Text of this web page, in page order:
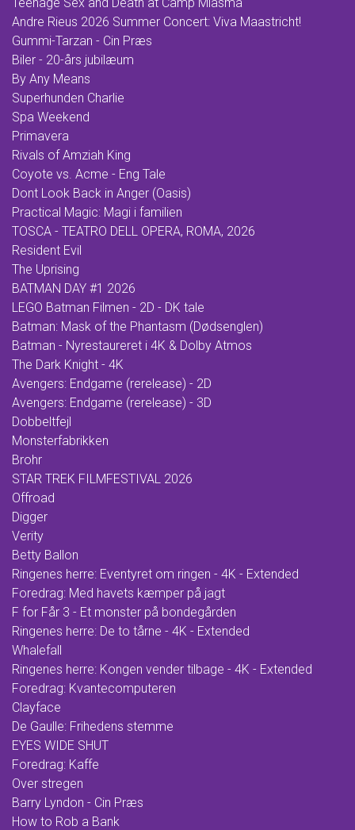
Andre Rieus 2026 Summer Concert: Viva Maastricht!
Gummi-Tarzan - Cin Præs
Biler - 20-års jubilæum
By Any Means
Superhunden Charlie
Spa Weekend
Primavera
Rivals of Amziah King
Coyote vs. Acme - Eng Tale
Dont Look Back in Anger (Oasis)
Practical Magic: Magi i familien
TOSCA - TEATRO DELL OPERA, ROMA, 2026
Resident Evil
The Uprising
BATMAN DAY #1 2026
LEGO Batman Filmen - 2D - DK tale
Batman: Mask of the Phantasm (Dødsenglen)
Batman - Nyrestaureret i 4K & Dolby Atmos
The Dark Knight - 4K
Avengers: Endgame (rerelease) - 2D
Avengers: Endgame (rerelease) - 3D
Dobbeltfejl
Monsterfabrikken
Brohr
STAR TREK FILMFESTIVAL 2026
Offroad
Digger
Verity
Betty Ballon
Ringenes herre: Eventyret om ringen - 4K - Extended
Foredrag: Med havets kæmper på jagt
F for Får 3 - Et monster på bondegården
Ringenes herre: De to tårne - 4K - Extended
Whalefall
Ringenes herre: Kongen vender tilbage - 4K - Extended
Foredrag: Kvantecomputeren
Clayface
De Gaulle: Frihedens stemme
EYES WIDE SHUT
Foredrag: Kaffe
Over stregen
Barry Lyndon - Cin Præs
How to Rob a Bank